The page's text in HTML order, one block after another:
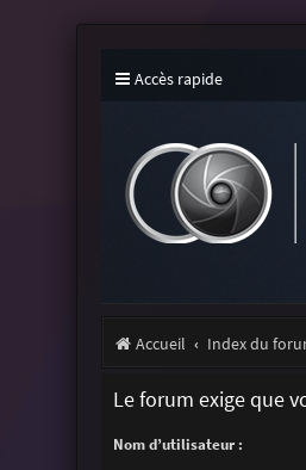
Accès rapide
Accueil Index du
Le forum exige que
Nom d’utilisateur :